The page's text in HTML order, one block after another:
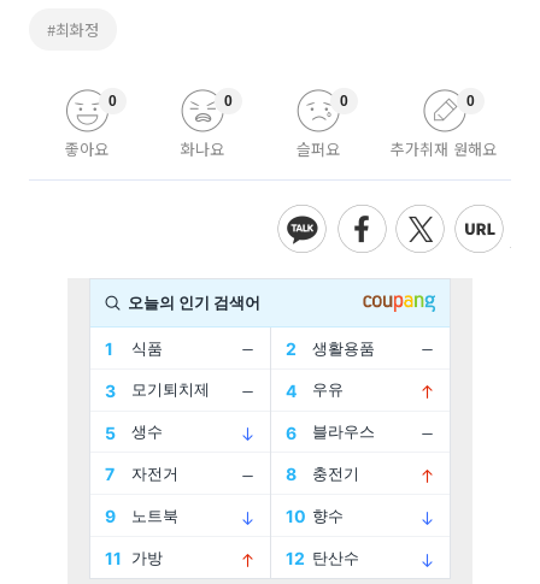
#최화정
좋아요
0
화나요
0
슬퍼요
0
추가취재 원해요
0